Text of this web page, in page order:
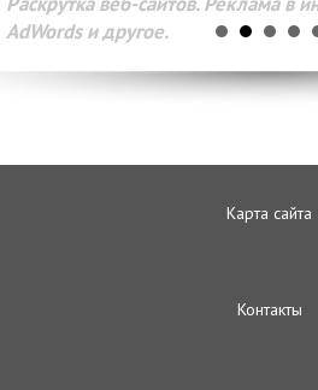
AdWords и другое.
Карта сайта
Контакты